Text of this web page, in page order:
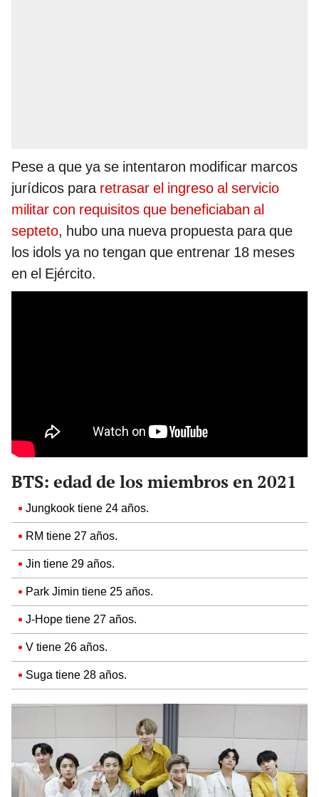
Pese a que ya se intentaron modificar marcos
jurídicos para retrasar el ingreso al servicio
militar con requisitos que beneficiaban al
septeto, hubo una nueva propuesta para que
los idols ya no tengan que entrenar 18 meses
en el Ejército.
BTS: edad de los miembros en 2021
Jungkook tiene 24 años.
RM tiene 27 años.
Jin tiene 29 años.
Park Jimin tiene 25 años.
J-Hope tiene 27 años.
V tiene 26 años.
Suga tiene 28 años.